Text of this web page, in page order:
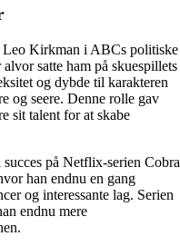
Leo Kirkman i ABCs politiske
satte ham på skuespillets
og dybde til karakteren
og seere. Denne rolle gav
sit talent for at skabe
på Netflix-serien Cobra
han endnu en gang
og interessante lag. Serien
endnu mere